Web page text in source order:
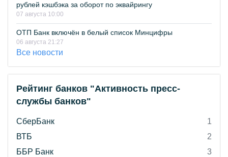
рублей кэшбэка за оборот по эквайрингу
07 августа 10:00
ОТП Банк включён в белый список Минцифры
06 августа 21:27
Все новости
Рейтинг банков "Активность пресс-
службы банков"
СберБанк
1
ВТБ
2
ББР Банк
3